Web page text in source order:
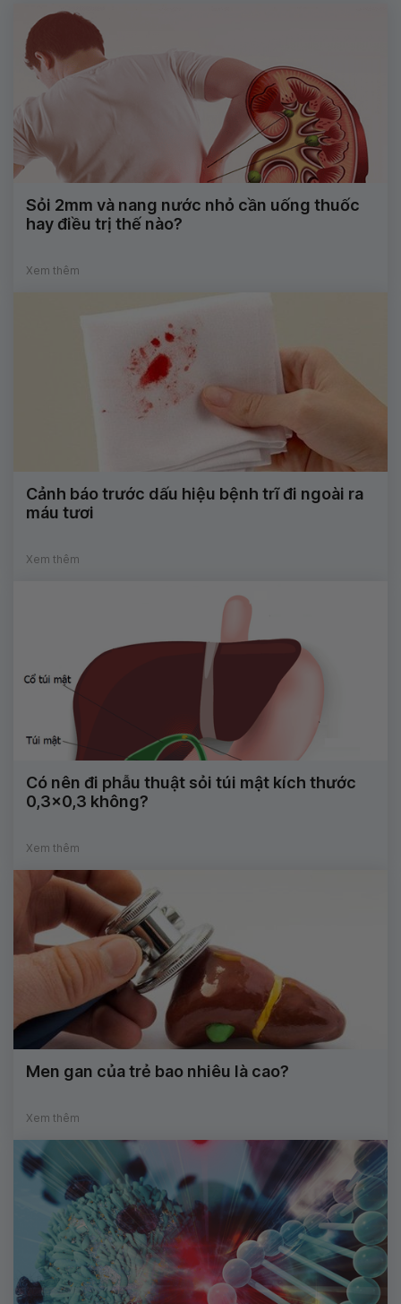
Sỏi 2mm và nang nước nhỏ cần uống thuốc
hay điều trị thế nào?
Xem thêm
Cảnh báo trước dấu hiệu bệnh trĩ đi ngoài ra
máu tươi
Xem thêm
Có nên đi phẫu thuật sỏi túi mật kích thước
0,3x0,3 không?
Xem thêm
Men gan của trẻ bao nhiêu là cao?
Xem thêm